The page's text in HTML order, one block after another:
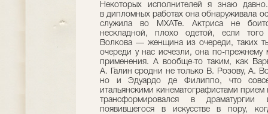
Некоторых исполнителей я знаю
в дипломных работах она обнаруживала
служила во МХАТе. Актриса не
нескладной, плохо одетой, если того
Волкова — женщина из очереди, таких
очереди у нас исчезли, она по-прежнему
применения. А вообще-то таким, как
А. Галин сродни не только В. Розову, А.
но и Эдуардо де Филиппо, что
итальянскими кинематографистами прием
трансформировался в драматургии
появившегося в искусстве в пору,